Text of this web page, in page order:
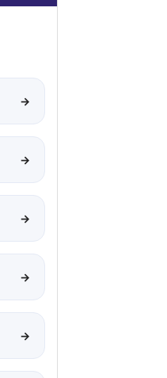
→
→
→
→
→